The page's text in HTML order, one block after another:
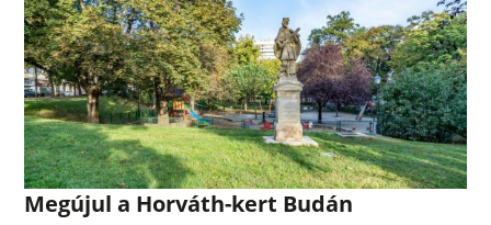
Megújul a Horváth-kert Budán